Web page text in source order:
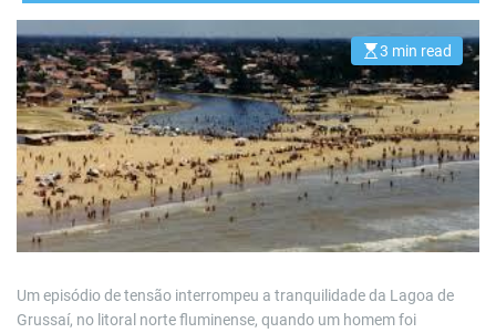
Reacende Alerta
Sobre Segurança
E
s
t
i
m
a
t
e
d
e
a
d
t
m
e
3 min read
Um episódio de tensão interrompeu a tranquilidade da Lagoa de
Grussaí, no litoral norte fluminense, quando um homem foi